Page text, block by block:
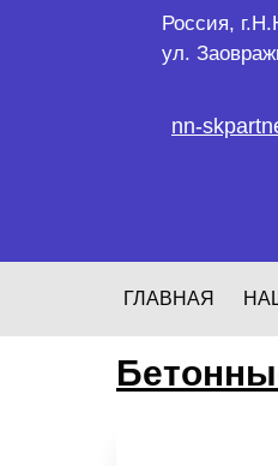
nn-
Россия,
ул.
ГЛАВНАЯ